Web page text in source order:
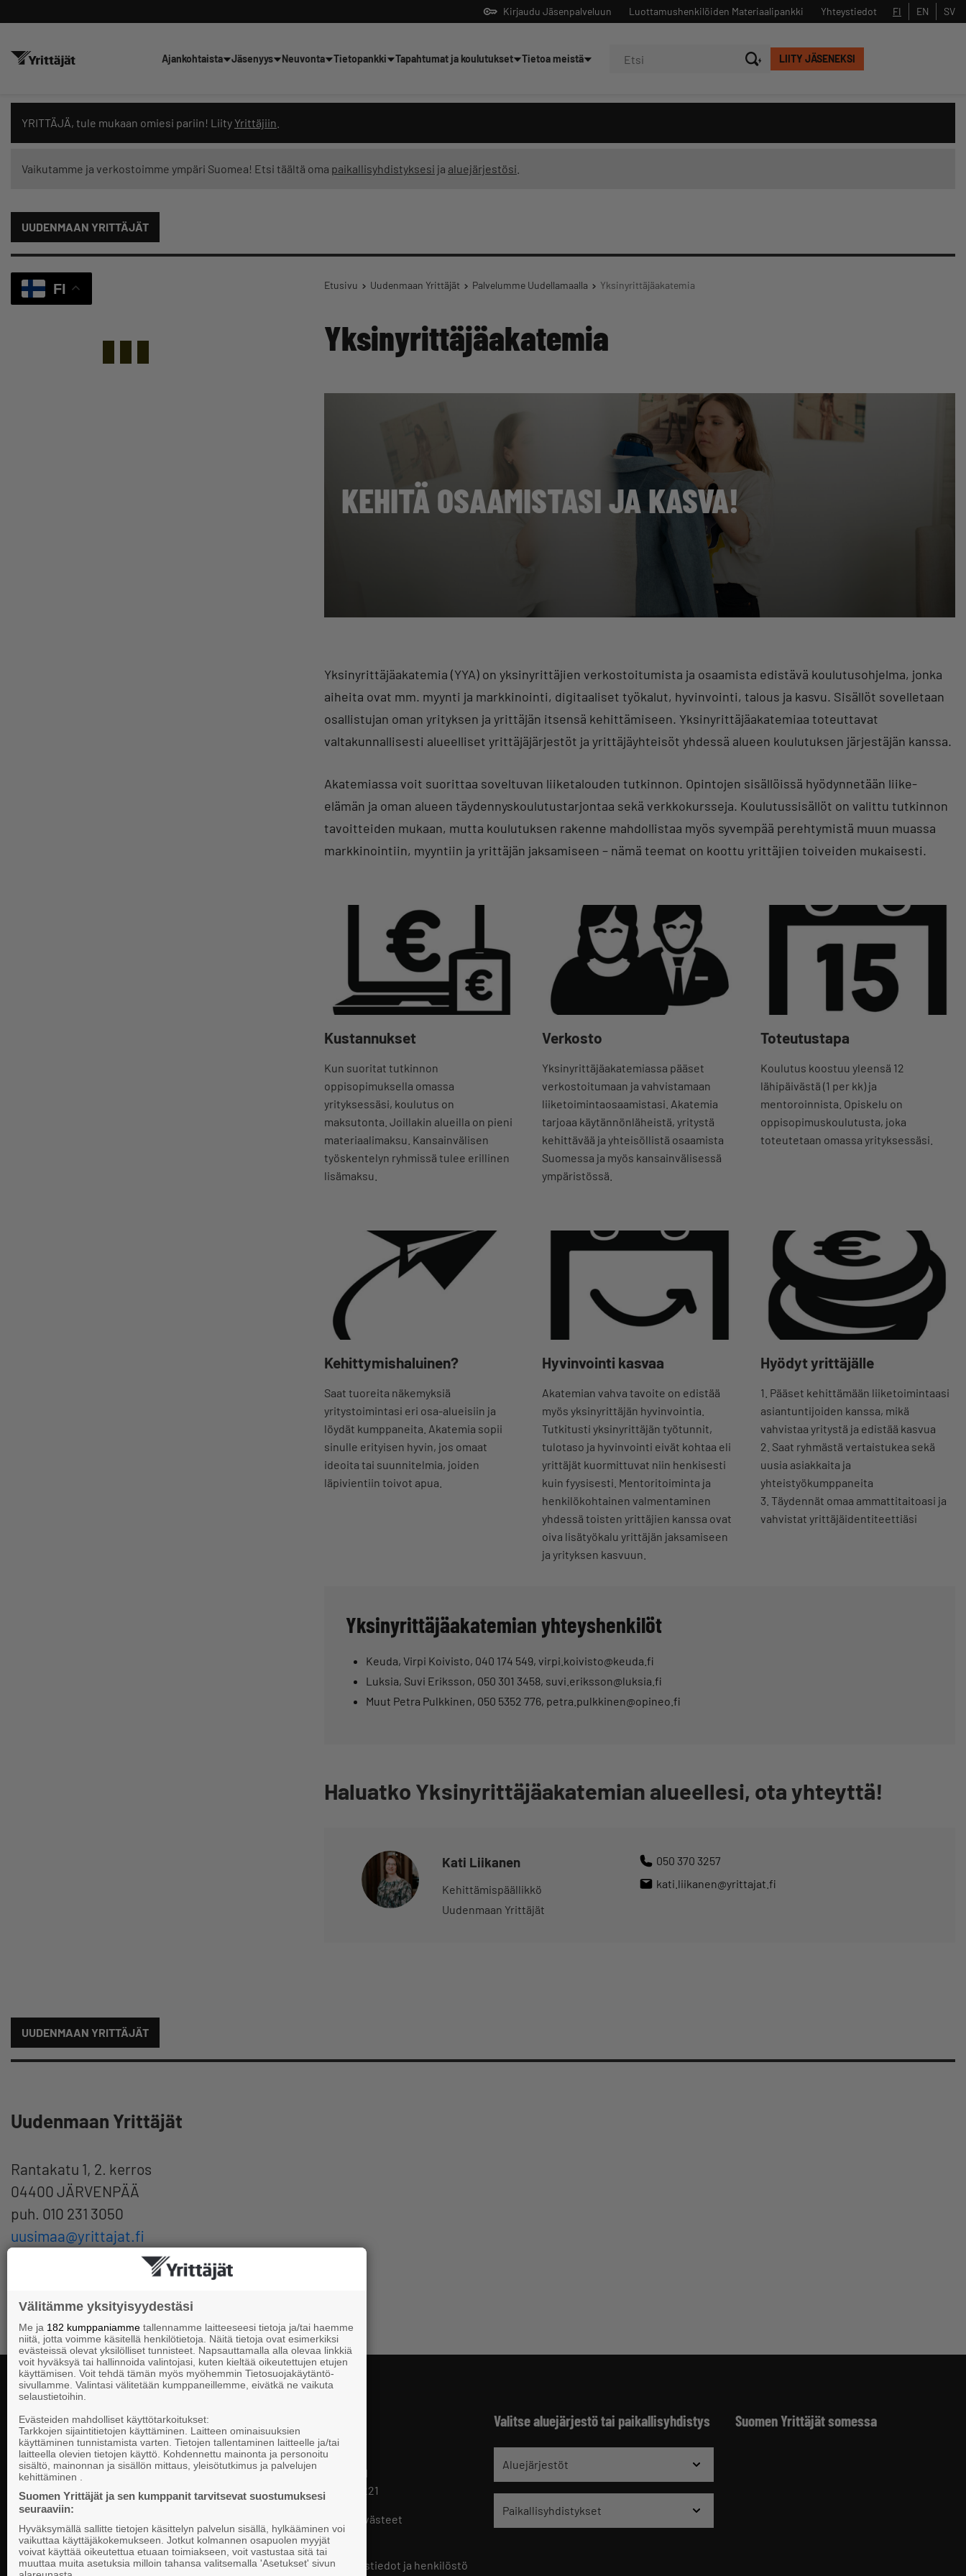
Kirjaudu Jäsenpalveluun Yhteystiedot
Luottamushenkilöiden Materiaalipankki FI EN SV
LIITY JÄSENEKSI
Ajankohtaista Jäsenyys Neuvonta Tietopankki Tapahtumat ja koulutukset Tietoa meistä
YRITTÄJÄ, tule mukaan omiesi pariin! Liity Yrittäjiin
Vaikutamme ja verkostoimme ympäri Suomea! Etsi täältä oma paikallisyhdistyksesi ja aluejärjestösi
UUDENMAAN YRITTÄJÄT
FI Etusivu Uudenmaan Yrittäjät Palvelumme Uudellamaalla Yksinyrittäjäakatemia
Yksinyrittäjäakatemia
KEHITÄ OSAAMISTASI JA KASVA!
Yksinyrittäjäakatemia (YYA) on yksinyrittäjien verkostoitumista ja osaamista edistävä koulutusohjelma, jonka
aiheita ovat mm. myynti ja markkinointi, digitaaliset työkalut, hyvinvointi, talous ja kasvu. Sisällöt sovelletaan
osallistujan oman yrityksen ja yrittäjän itsensä kehittämiseen. Yksinyrittäjäakatemiaa toteuttavat
valtakunnallisesti alueelliset yrittäjäjärjestöt ja yrittäjäyhteisöt yhdessä alueen koulutuksen järjestäjän kanssa.
Akatemiassa voit suorittaa soveltuvan liiketalouden tutkinnon. Opintojen sisällöissä hyödynnetään liike-
elämän ja oman alueen täydennyskoulutustarjontaa sekä verkkokursseja. Koulutussisällöt on valittu tutkinnon
tavoitteiden mukaan, mutta koulutuksen rakenne mahdollistaa myös syvempää perehtymistä muun muassa
markkinointiin, myyntiin ja yrittäjän jaksamiseen – nämä teemat on koottu yrittäjien toiveiden mukaisesti.
Kustannukset
Kun suoritat tutkinnon
oppisopimuksella omassa
yrityksessäsi, koulutus on
maksutonta. Joillakin alueilla on pieni
materiaalimaksu. Kansainvälisen
työskentelyn ryhmissä tulee erillinen
lisämaksu.
Verkosto
Yksinyrittäjäakatemiassa pääset
verkostoitumaan ja vahvistamaan
liiketoimintaosaamistasi. Akatemia
tarjoaa käytännönläheistä, yritystä
kehittävää ja yhteisöllistä osaamista
Suomessa ja myös kansainvälisessä
ympäristössä.
Toteutustapa
Koulutus koostuu yleensä 12
lähipäivästä (1 per kk) ja
mentoroinnista. Opiskelu on
oppisopimuskoulutusta, joka
toteutetaan omassa yrityksessäsi.
Kehittymishaluinen?
Saat tuoreita näkemyksiä
yritystoimintasi eri osa-alueisiin ja
löydät kumppaneita. Akatemia sopii
sinulle erityisen hyvin, jos omaat
ideoita tai suunnitelmia, joiden
läpivientiin toivot apua.
Hyvinvointi kasvaa
Akatemian vahva tavoite on edistää
myös yksinyrittäjän hyvinvointia.
Tutkitusti yksinyrittäjän työtunnit,
tulotaso ja hyvinvointi eivät kohtaa eli
yrittäjät kuormittuvat niin henkisesti
kuin fyysisesti. Mentoritoiminta ja
henkilökohtainen valmentaminen
yhdessä toisten yrittäjien kanssa ovat
oiva lisätyökalu yrittäjän jaksamiseen
ja yrityksen kasvuun.
Hyödyt yrittäjälle
1. Pääset kehittämään liiketoimintaasi
asiantuntijoiden kanssa, mikä
vahvistaa yritystä ja edistää kasvua
2. Saat ryhmästä vertaistukea sekä
uusia asiakkaita ja
yhteistyökumppaneita
3. Täydennät omaa ammattitaitoasi ja
vahvistat yrittäjäidentiteettiäsi
Yksinyrittäjäakatemian yhteyshenkilöt
Keuda, Virpi Koivisto, 040 174 549, virpi.koivisto@keuda.fi
Luksia, Suvi Eriksson, 050 301 3458, suvi.eriksson@luksia.fi
Muut Petra Pulkkinen, 050 5352 776, petra.pulkkinen@opineo.fi
Haluatko Yksinyrittäjäakatemian alueellesi, ota yhteyttä!
Kati Liikanen
Kehittämispäällikkö
Uudenmaan Yrittäjät
050 370 3257
kati.liikanen@yrittajat.fi
UUDENMAAN YRITTÄJÄT
Uudenmaan Yrittäjät
Rantakatu 1, 2. kerros
04400 JÄRVENPÄÄ
puh. 010 231 3050
uusimaa@yrittajat.fi
Valtakunnallista, alueellista ja paikallista
vaikuttamista pk-yrittäjien puolesta.
Suomen Yrittäjät
PL 999, 00101 HELSINKI
Puhelinvaihde 09 229 221
Tietosuojaseloste ja evästeet
Evästeasetukset
Keskusjärjestön yhteystiedot ja henkilöstö
Valitse aluejärjestö tai paikallisyhdistys
Aluejärjestöt
Paikallisyhdistykset
Suomen Yrittäjät somessa
Sulje
Hae sivustolta tai kysy suoraan Yrittäjien tekoälyltä
Suodata hakutuloksia: näytä kaikki sisältö
Välitämme yksityisyydestäsi
Me ja 182 kumppaniamme tallennamme laitteeseesi tietoja ja/tai haemme
niitä, jotta voimme käsitellä henkilötietoja. Näitä tietoja ovat esimerkiksi
evästeissä olevat yksilölliset tunnisteet. Napsauttamalla alla olevaa linkkiä
voit hyväksyä tai hallinnoida valintojasi, kuten kieltää oikeutettujen etujen
käyttämisen. Voit tehdä tämän myös myöhemmin Tietosuojakäytäntö-
sivullamme. Valintasi välitetään kumppaneillemme, eivätkä ne vaikuta
selaustietoihin.
Evästeiden mahdolliset käyttötarkoitukset:
Tarkkojen sijaintitietojen käyttäminen. Laitteen ominaisuuksien
käyttäminen tunnistamista varten. Tietojen tallentaminen laitteelle ja/tai
laitteella olevien tietojen käyttö. Kohdennettu mainonta ja personoitu
sisältö, mainonnan ja sisällön mittaus, yleisötutkimus ja palvelujen
kehittäminen .
Suomen Yrittäjät ja sen kumppanit tarvitsevat suostumuksesi
seuraaviin:
Hyväksymällä sallitte tietojen käsittelyn palvelun sisällä, hylkääminen voi
vaikuttaa käyttäjäkokemukseen. Jotkut kolmannen osapuolen myyjät
voivat käyttää oikeutettua etuaan toimiakseen, voit vastustaa sitä tai
muuttaa muita asetuksia milloin tahansa valitsemalla 'Asetukset' sivun